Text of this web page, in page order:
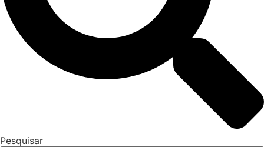
Pesquisar